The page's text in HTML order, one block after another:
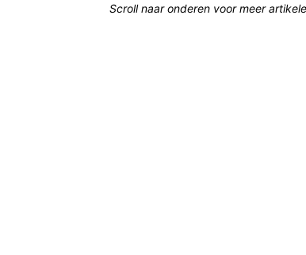
Scroll naar onderen voor meer